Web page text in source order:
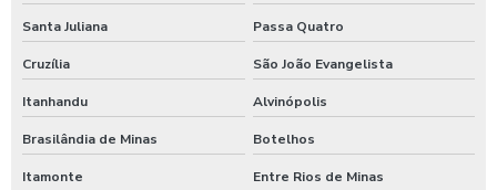
Santa Juliana Passa Quatro
Cruzília São João Evangelista
Itanhandu Alvinópolis
Brasilândia de Minas Botelhos
Itamonte Entre Rios de Minas